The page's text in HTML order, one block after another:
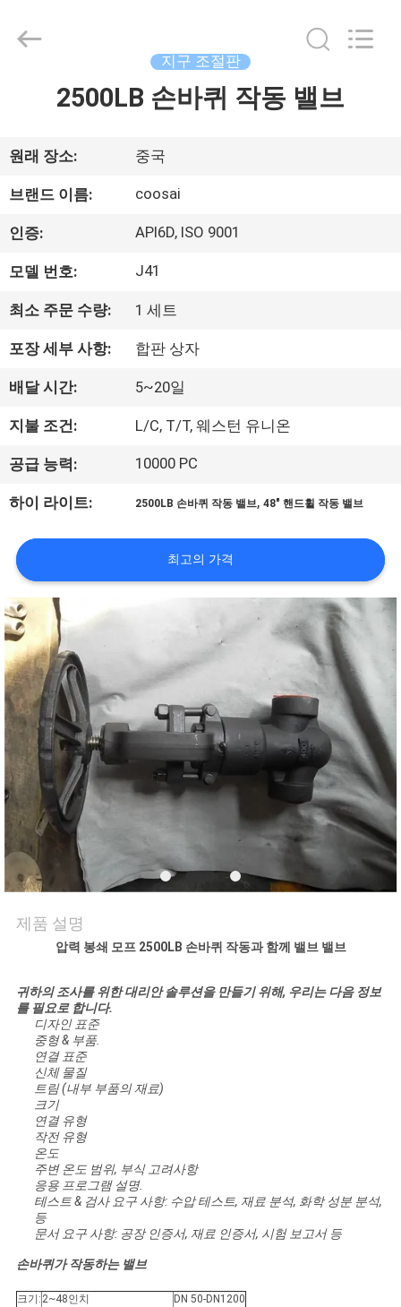
제
품
우
한
것
공
장
투
어
품
질
관
리
저
희
와
락
요
청
지구 조절판
2500LB 손바퀴 작동 밸브
원래 장소: 중국
브랜드 이름: coosai
인증: API6D, ISO 9001
모델 번호: J41
최소 주문 수량: 1 세트
포장 세부 사항: 합판 상자
배달 시간: 5~20일
지불 조건: L/C, T/T, 웨스턴 유니온
공급 능력: 10000 PC
하이 라이트: 2500LB 손바퀴 작동 밸브,48" 핸드휠 작동 밸브
최고의 가격
제품 설명
압력 봉쇄 모프 2500LB 손바퀴 작동과 함께 밸브 밸브
귀하의 조사를 위한 대리안 솔루션을 만들기 위해, 우리는 다음 정보
를 필요로 합니다.
디자인 표준
중형 & 부품.
연결 표준
신체 물질
트림 (내부 부품의 재료)
크기
연결 유형
작전 유형
온도
주변 온도 범위, 부식 고려사항
응용 프로그램 설명.
테스트 & 검사 요구 사항: 수압 테스트, 재료 분석, 화학 성분 분석,
등
문서 요구 사항: 공장 인증서, 재료 인증서, 시험 보고서 등
손바퀴가 작동하는 밸브
크기: 2~48인치
DN 50-DN1200